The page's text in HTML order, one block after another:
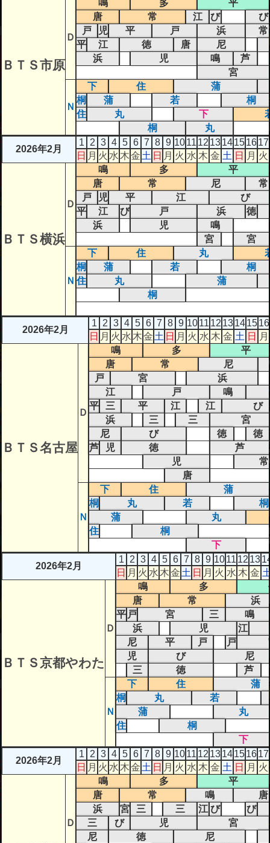
ＢＴＳ市原
Ｄ
鳴 多
平
唐
常 江 び
び
戸
児 平 戸 浜
常
平
江 徳 唐
尼
浜
児 鳴
芦
宮
Ｎ
下 住
蒲
桐
蒲 若
桐
住
丸 下
桐
丸
2026年2月
1 2 3 4 5 6 7 8 9 1011 12 1314151617
日 月 火 水 木金 土 日 月 火 水 木 金 土 日 月 火
ＢＴＳ横浜
Ｄ
鳴 多
平
唐
常 尼
常
戸
児 平 江
び
平
江 び 戸 浜
徳
浜
児
鳴
宮
宮
Ｎ
下 住 丸
桐
蒲 若
桐
住
丸
蒲
桐
2026年2月
1 2 3 4 5 6 7 8 9 1011 12 13141516
日 月 火 水 木金 土 日 月 火 水 木 金 土 日 月
ＢＴＳ名古屋
Ｄ
鳴 多
平
唐
常
尼
戸
宮
浜
江
戸
鳴
平
三 平 江 江
び
浜
三 三
宮
尼
び 徳
徳
芦
児 徳
芦
児
常
唐
Ｎ
下 住
蒲
桐
丸 若
桐
蒲
丸
住
桐
下
2026年2月
1 2 3 4 5 6 7 8 9 1011 12 13
日 月 火 水 木金 土 日 月 火 水 木 金
ＢＴＳ京都やわた
Ｄ
鳴 多
唐
常
浜
平 戸 宮 三
鳴
浜
児
江
尼
平 戸 戸
児
び
尼
三
徳 芦
Ｎ
下 住
蒲
桐
丸
若
蒲
丸
住
桐
下
2026年2月
1 2 3 4 5 6 7 8 9 1011 12 1314151617
日 月 火 水 木金 土 日 月 火 水 木 金 土 日 月 火
Ｄ
鳴 多
平
唐
常 鳴
唐
浜
宮 三 三 江 び
び
三
び 児
宮
尼
徳
尼